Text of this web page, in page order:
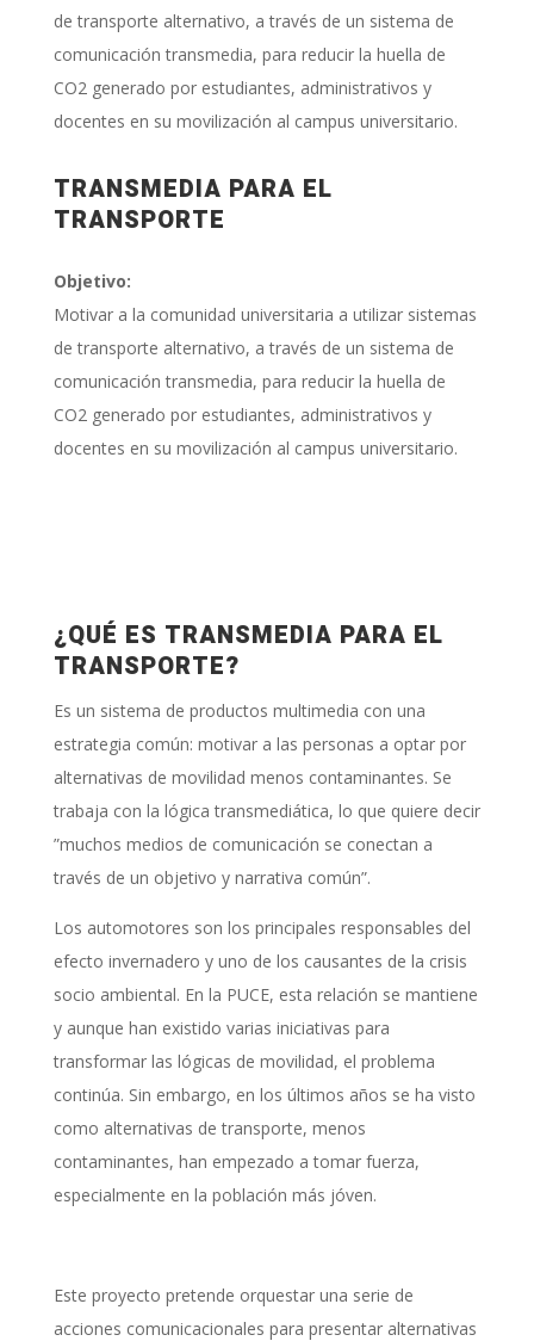
de transporte alternativo, a través de un sistema de
comunicación transmedia, para reducir la huella de
CO2 generado por estudiantes, administrativos y
docentes en su movilización al campus universitario.
TRANSMEDIA PARA EL
TRANSPORTE
Objetivo:
Motivar a la comunidad universitaria a utilizar sistemas
de transporte alternativo, a través de un sistema de
comunicación transmedia, para reducir la huella de
CO2 generado por estudiantes, administrativos y
docentes en su movilización al campus universitario.
¿QUÉ ES TRANSMEDIA PARA EL
TRANSPORTE?
Es un sistema de productos multimedia con una
estrategia común: motivar a las personas a optar por
alternativas de movilidad menos contaminantes. Se
trabaja con la lógica transmediática, lo que quiere decir
”muchos medios de comunicación se conectan a
través de un objetivo y narrativa común”.
Los automotores son los principales responsables del
efecto invernadero y uno de los causantes de la crisis
socio ambiental. En la PUCE, esta relación se mantiene
y aunque han existido varias iniciativas para
transformar las lógicas de movilidad, el problema
continúa. Sin embargo, en los últimos años se ha visto
como alternativas de transporte, menos
contaminantes, han empezado a tomar fuerza,
especialmente en la población más jóven.
Este proyecto pretende orquestar una serie de
acciones comunicacionales para presentar alternativas